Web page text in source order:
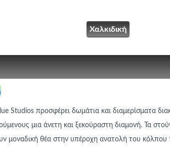
Χαλκιδική
Studios προσφέρει δωμάτια και διαμερίσματα
μια άνετη και ξεκούραστη διαμονή. Τα
μοναδική θέα στην υπέροχη ανατολή του